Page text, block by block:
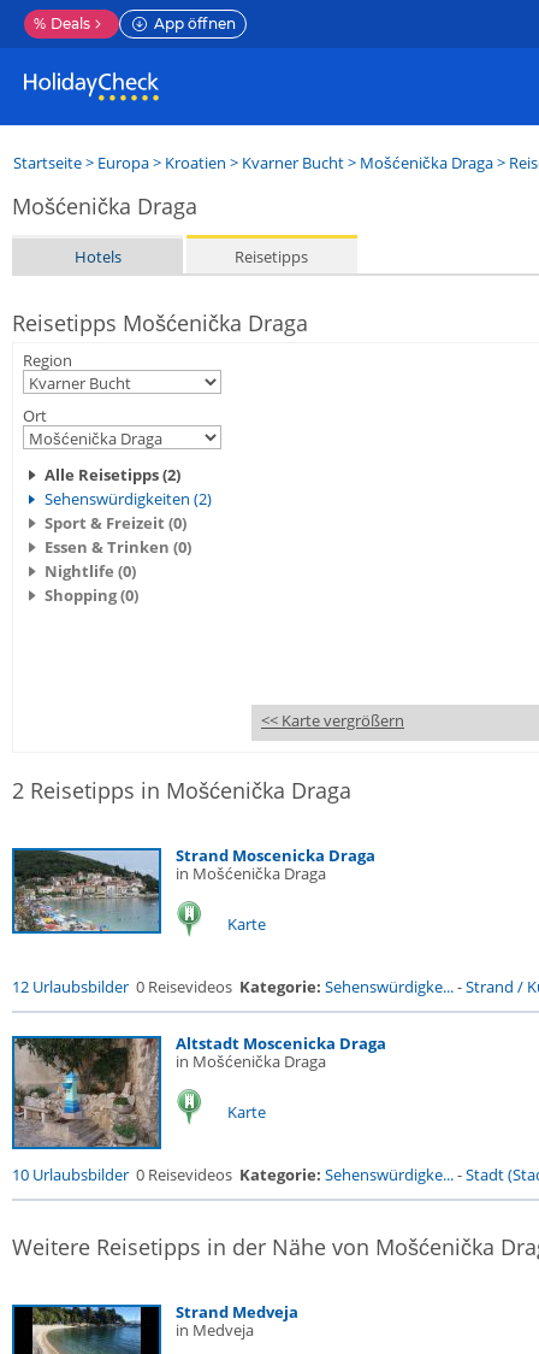
% Deals App öffnen
Startseite> Europa> Kroatien > Kvarner Bucht> Mošćenička Draga>
Mošćenička Draga
Hotels Reisetipps
Reisetipps Mošćenička Draga
Region
Ort
Alle Reisetipps (2)
Sehenswürdigkeiten (2)
Sport & Freizeit (0)
Essen & Trinken (0)
Nightlife (0)
Shopping (0)
<< Karte vergrößern
2 Reisetipps in Mošćenička Draga
Strand Moscenicka Draga
in Mošćenička Draga
Karte
12 Urlaubsbilder 0 Reisevideos Kategorie: Sehenswürdigke...-Strand /
Altstadt Moscenicka Draga
in Mošćenička Draga
Karte
10 Urlaubsbilder 0 Reisevideos Kategorie: Sehenswürdigke...-Stadt
Weitere Reisetipps in der Nähe von Mošćenička
Strand Medveja
in Medveja